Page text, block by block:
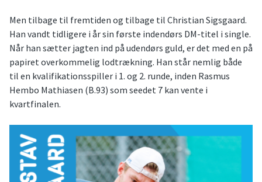
Men tilbage til fremtiden og tilbage til Christian Sigsgaard.
Han vandt tidligere i år sin første indendørs DM-titel i single.
Når han sætter jagten ind på udendørs guld, er det med en på
papiret overkommelig lodtrækning. Han står nemlig både
til en kvalifikationsspiller i 1. og 2. runde, inden Rasmus
Hembo Mathiasen (B.93) som seedet 7 kan vente i
kvartfinalen.